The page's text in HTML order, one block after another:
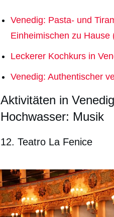
Venedig: Pasta- und
Einheimischen zu Hause
Leckerer Kochkurs in
Venedig: Authentischer
Aktivitäten in
Hochwasser: Musik
12. Teatro La Fenice